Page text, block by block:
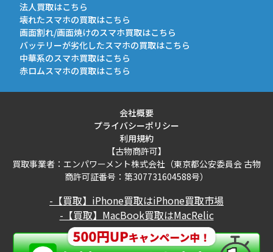
法人買取はこちら
壊れたスマホの買取はこちら
画面割れ/画面焼けのスマホ買取はこちら
バッテリーが劣化したスマホの買取はこちら
中華系のスマホ買取はこちら
赤ロムスマホの買取はこちら
会社概要
プライバシーポリシー
利用規約
【古物商許可】
買取事業者：エンパワーメント株式会社（東京都公安委員会 古物
商許可証番号：第307731604588号）
-【買取】iPhone買取はiPhone買取市場
-【買取】MacBook買取はMacRelic